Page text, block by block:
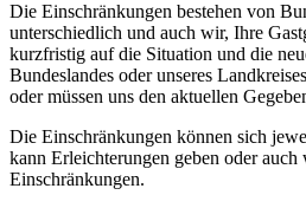
Die Einschränkungen bestehen von
unterschiedlich und auch wir, Ihre
kurzfristig auf die Situation und die
Bundeslandes oder unseres
oder müssen uns den aktuellen
Die Einschränkungen können sich
kann Erleichterungen geben oder auch
Einschränkungen.